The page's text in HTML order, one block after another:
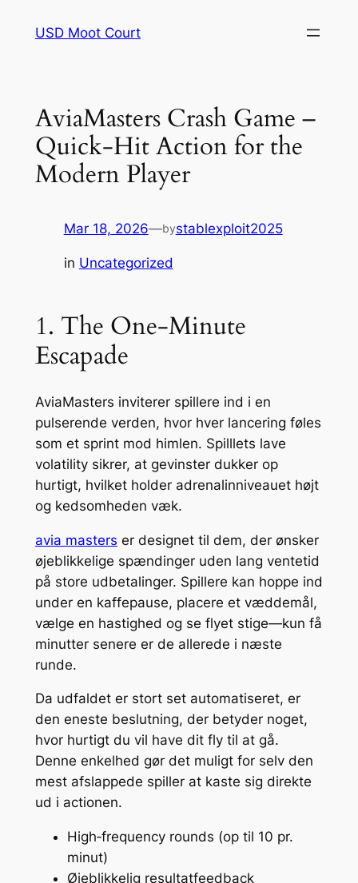
USD Moot Court
AviaMasters Crash Game –
Quick‑Hit Action for the
Modern Player
Mar 18, 2026—bystablexploit2025
in Uncategorized
1. The One‑Minute
Escapade
AviaMasters inviterer spillere ind i en
pulserende verden, hvor hver lancering føles
som et sprint mod himlen. Spilllets lave
volatility sikrer, at gevinster dukker op
hurtigt, hvilket holder adrenalinniveauet højt
og kedsomheden væk.
avia masters er designet til dem, der ønsker
øjeblikkelige spændinger uden lang ventetid
på store udbetalinger. Spillere kan hoppe ind
under en kaffepause, placere et væddemål,
vælge en hastighed og se flyet stige—kun få
minutter senere er de allerede i næste
runde.
Da udfaldet er stort set automatiseret, er
den eneste beslutning, der betyder noget,
hvor hurtigt du vil have dit fly til at gå.
Denne enkelhed gør det muligt for selv den
mest afslappede spiller at kaste sig direkte
ud i actionen.
High‑frequency rounds (op til 10 pr.
minut)
Øjeblikkelig resultatfeedback